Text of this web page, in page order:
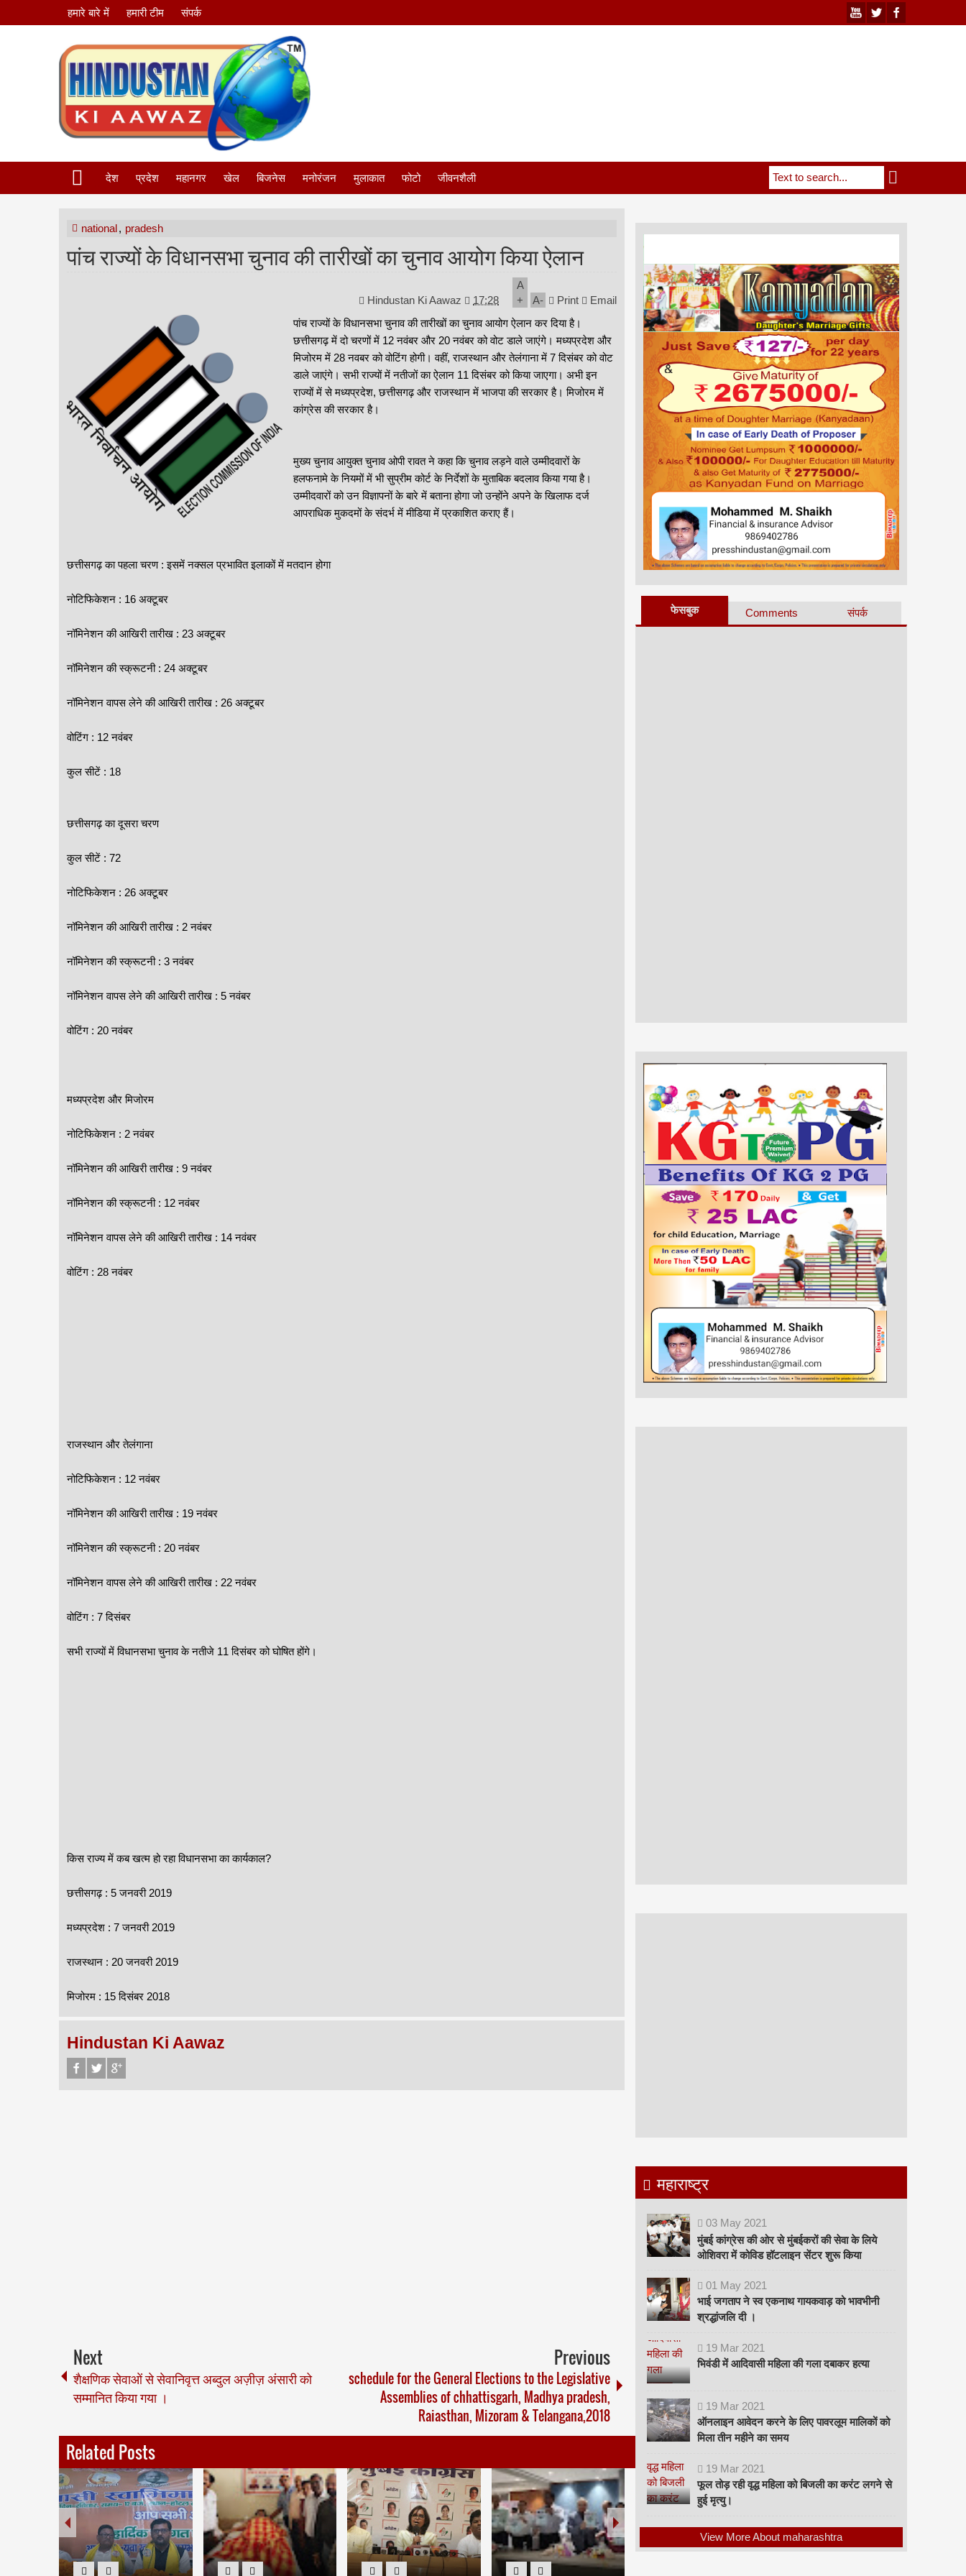
हमारे बारे में हमारी टीम संपर्क
देश प्रदेश महानगर खेल बिजनेस मनोरंजन मुलाकात फोटो जीवनशैली
national, pradesh
पांच राज्यों के विधानसभा चुनाव की तारीखों का चुनाव आयोग किया ऐलान
Hindustan Ki Aawaz 17:28
A
+
A- Print
Email
पांच राज्यों के विधानसभा चुनाव की तारीखों का चुनाव आयोग ऐलान कर दिया है।
छत्तीसगढ़ में दो चरणों में 12 नवंबर और 20 नवंबर को वोट डाले जाएंगे। मध्यप्रदेश और
मिजोरम में 28 नवबर को वोटिंग होगी। वहीं, राजस्थान और तेलंगाना में 7 दिसंबर को वोट
डाले जाएंगे। सभी राज्यों में नतीजों का ऐलान 11 दिसंबर को किया जाएगा। अभी इन
राज्यों में से मध्यप्रदेश, छत्तीसगढ़ और राजस्थान में भाजपा की सरकार है। मिजोरम में
कांग्रेस की सरकार है।
मुख्य चुनाव आयुक्त चुनाव ओपी रावत ने कहा कि चुनाव लड़ने वाले उम्मीदवारों के
हलफनामे के नियमों में भी सुप्रीम कोर्ट के निर्देशों के मुताबिक बदलाव किया गया है।
उम्मीदवारों को उन विज्ञापनों के बारे में बताना होगा जो उन्होंने अपने के खिलाफ दर्ज
आपराधिक मुकदमों के संदर्भ में मीडिया में प्रकाशित कराए हैं।
छत्तीसगढ़ का पहला चरण : इसमें नक्सल प्रभावित इलाकों में मतदान होगा
नोटिफिकेशन : 16 अक्टूबर
नॉमिनेशन की आखिरी तारीख : 23 अक्टूबर
नॉमिनेशन की स्क्रूटनी : 24 अक्टूबर
नॉमिनेशन वापस लेने की आखिरी तारीख : 26 अक्टूबर
वोटिंग : 12 नवंबर
कुल सीटें : 18
छत्तीसगढ़ का दूसरा चरण
कुल सीटें : 72
नोटिफिकेशन : 26 अक्टूबर
नॉमिनेशन की आखिरी तारीख : 2 नवंबर
नॉमिनेशन की स्क्रूटनी : 3 नवंबर
नॉमिनेशन वापस लेने की आखिरी तारीख : 5 नवंबर
वोटिंग : 20 नवंबर
मध्यप्रदेश और मिजोरम
नोटिफिकेशन : 2 नवंबर
नॉमिनेशन की आखिरी तारीख : 9 नवंबर
नॉमिनेशन की स्क्रूटनी : 12 नवंबर
नॉमिनेशन वापस लेने की आखिरी तारीख : 14 नवंबर
वोटिंग : 28 नवंबर
राजस्थान और तेलंगाना
नोटिफिकेशन : 12 नवंबर
नॉमिनेशन की आखिरी तारीख : 19 नवंबर
नॉमिनेशन की स्क्रूटनी : 20 नवंबर
नॉमिनेशन वापस लेने की आखिरी तारीख : 22 नवंबर
वोटिंग : 7 दिसंबर
सभी राज्यों में विधानसभा चुनाव के नतीजे 11 दिसंबर को घोषित होंगे।
किस राज्य में कब खत्म हो रहा विधानसभा का कार्यकाल?
छत्तीसगढ़ : 5 जनवरी 2019
मध्यप्रदेश : 7 जनवरी 2019
राजस्थान : 20 जनवरी 2019
मिजोरम : 15 दिसंबर 2018
Hindustan Ki Aawaz
Next
शैक्षणिक सेवाओं से सेवानिवृत्त अब्दुल अज़ीज़ अंसारी को
सम्मानित किया गया ।
Previous
schedule for the General Elections to the Legislative
Assemblies of chhattisgarh, Madhya pradesh,
Raiasthan, Mizoram & Telangana,2018
Related Posts
फेसबुक Comments संपर्क
महाराष्ट्र
03 May 2021
मुंबई कांग्रेस की ओर से मुंबईकरों की सेवा के लिये
ओशिवरा में कोविड हॉटलाइन सेंटर शुरू किया
01 May 2021
भाई जगताप ने स्व एकनाथ गायकवाड़ को भावभीनी
श्रद्धांजलि दी ।
19 Mar 2021
भिवंडी में आदिवासी महिला की गला दबाकर हत्या
19 Mar 2021
ऑनलाइन आवेदन करने के लिए पावरलूम मालिकों को
मिला तीन महीने का समय
19 Mar 2021
फूल तोड़ रही वृद्ध महिला को बिजली का करंट लगने से
हुई मृत्यु।
View More About maharashtra